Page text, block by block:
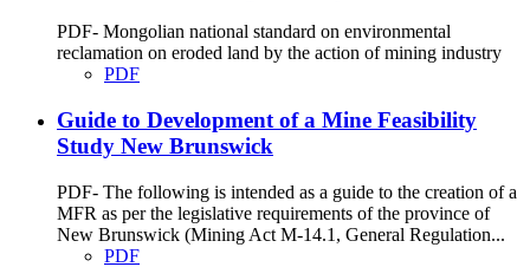
PDF- Mongolian national standard on environmental
reclamation on eroded land by the action of mining industry
PDF
Guide to Development of a Mine Feasibility
Study New Brunswick
PDF- The following is intended as a guide to the creation of a
MFR as per the legislative requirements of the province of
New Brunswick (Mining Act M-14.1, General Regulation...
PDF